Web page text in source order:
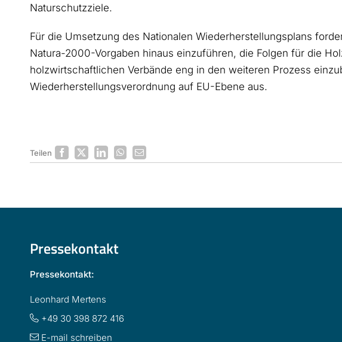
Naturschutzziele.
Für die Umsetzung des Nationalen Wiederherstellungsplans
Natura-2000-Vorgaben hinaus einzuführen, die Folgen für die
holzwirtschaftlichen Verbände eng in den weiteren Prozess
Wiederherstellungsverordnung auf EU-Ebene aus.
Teilen
Pressekontakt
Pressekontakt:
Leonhard Mertens
+49 30 398 872 416
E-mail schreiben